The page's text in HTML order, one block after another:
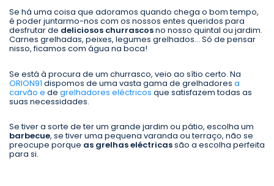
Se há uma coisa que adoramos quando chega o bom tempo,
é poder juntarmo-nos com os nossos entes queridos para
desfrutar de deliciosos churrascosno nosso quintal ou jardim.
Carnes grelhadas, peixes, legumes grelhados... Só de pensar
nisso, ficamos com água na boca!
Se está à procura de um churrasco, veio ao sítio certo. Na
ORION91 dispomos de uma vasta gama de grelhadores a
carvão e de grelhadores eléctricos que satisfazem todas as
suas necessidades.
Se tiver a sorte de ter um grande jardim ou pátio, escolha um
barbecue, se tiver uma pequena varanda ou terraço, não se
preocupe porque as grelhas eléctricassão a escolha perfeita
para si.